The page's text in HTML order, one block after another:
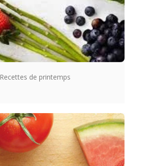
Recettes de printemps